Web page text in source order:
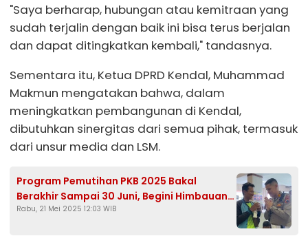
"Saya berharap, hubungan atau kemitraan yang
sudah terjalin dengan baik ini bisa terus berjalan
dan dapat ditingkatkan kembali," tandasnya.
Sementara itu, Ketua DPRD Kendal, Muhammad
Makmun mengatakan bahwa, dalam
meningkatkan pembangunan di Kendal,
dibutuhkan sinergitas dari semua pihak, termasuk
dari unsur media dan LSM.
Program Pemutihan PKB 2025 Bakal
Berakhir Sampai 30 Juni, Begini Himbauan
Satlantas Polres Kendal
Rabu, 21 Mei 2025 12:03 WIB